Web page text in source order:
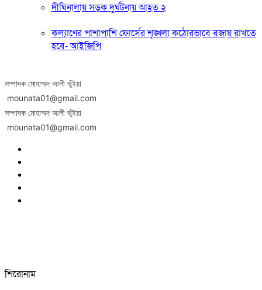
দীঘিনালায় সড়ক দুর্ঘটনায় আহত ২
কল্যাণের পাশাপাশি ফোর্সের শৃঙ্খলা কঠোরভাবে বজায় রাখতে
হবে- আইজিপি
সম্পাদক মোহাম্মদ আলী ভূঁইয়া
mounata01@gmail.com
সম্পাদক মোহাম্মদ আলী ভূঁইয়া
mounata01@gmail.com
শিরোনাম